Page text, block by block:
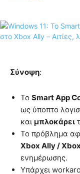
Σύνοψη:
Το Smart App
ως ύποπτο
και μπλοκάρει
Το πρόβλημα
Xbox Ally /
ενημέρωσης.
Υπάρχει